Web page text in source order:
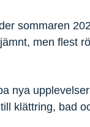
sommaren
men flest
nya
klättring, bad